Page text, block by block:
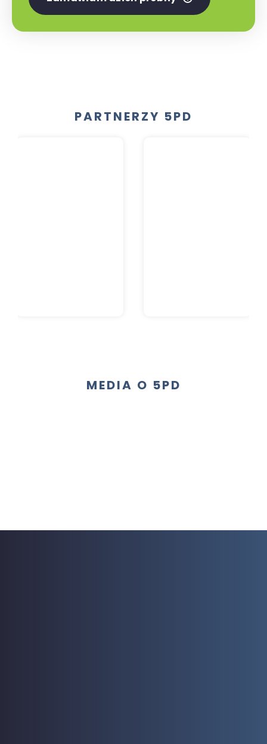
PARTNERZY 5PD
MEDIA O 5PD